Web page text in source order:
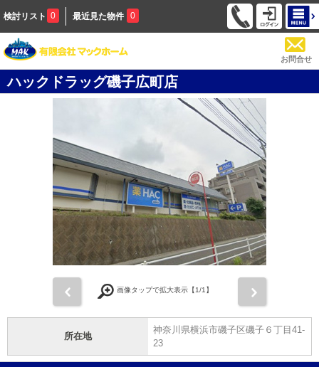
検討リスト 0 最近見た物件 0
お問合せ
ハックドラッグ磯子広町店
画像タップで拡大表示【1/1】
所在地
神奈川県横浜市磯子区磯子６丁目41-
23